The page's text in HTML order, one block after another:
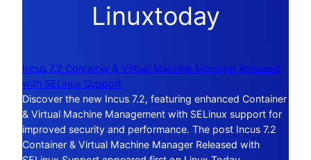
Linuxtoday
Incus 7.2 Container & Virtual Machine Manager Released
with SELinux Support
Discover the new Incus 7.2, featuring enhanced Container
& Virtual Machine Management with SELinux support for
improved security and performance. The post Incus 7.2
Container & Virtual Machine Manager Released with